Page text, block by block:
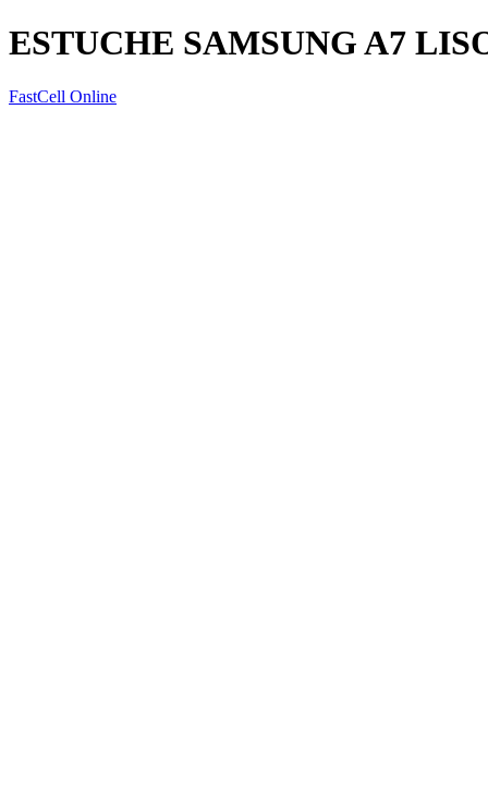
ESTUCHE SAMSUNG A7
FastCell Online